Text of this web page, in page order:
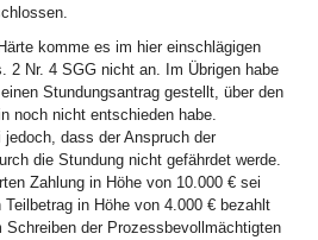
komme es im hier einschlägigen
2 Nr. 4 SGG nicht an. Im Übrigen habe
Stundungsantrag gestellt, über den
noch nicht entschieden habe.
dass der Anspruch der
die Stundung nicht gefährdet werde.
Zahlung in Höhe von 10.000 € sei
Teilbetrag in Höhe von 4.000 € bezahlt
Schreiben der Prozessbevollmächtigten